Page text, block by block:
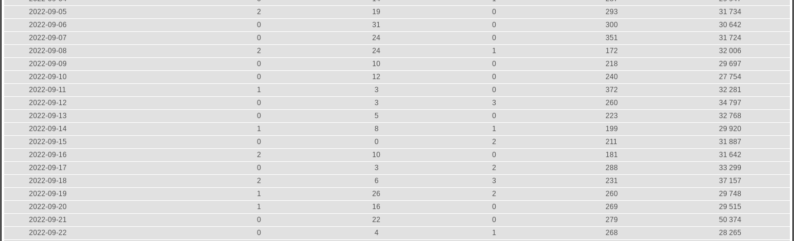
2022-09-05
2 19 0 293
31 734
2022-09-06
0 31 0 300
30 642
2022-09-07
0 24 0 351
31 724
2022-09-08
2 24 1 172
32 006
2022-09-09
0 10 0 218
29 697
2022-09-10
0 12 0 240
27 754
2022-09-11
1 3 0 372
32 281
2022-09-12
0 3 3 260
34 797
2022-09-13
0 5 0 223
32 768
2022-09-14
1 8 1 199
29 920
2022-09-15
0 0 2 211
31 887
2022-09-16
2 10 0 181
31 642
2022-09-17
0 3 2 288
33 299
2022-09-18
2 6 3 231
37 157
2022-09-19
1 26 2 260
29 748
2022-09-20
1 16 0 269
29 515
2022-09-21
0 22 0 279
50 374
2022-09-22
0 4 1 268
28 265